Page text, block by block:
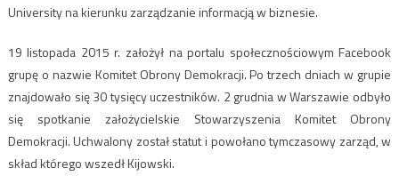
University na kierunku zarządzanie informacją w biznesie.
19 listopada 2015 r. założył na portalu społecznościowym Facebook
grupę o nazwie Komitet Obrony Demokracji. Po trzech dniach w grupie
znajdowało się 30 tysięcy uczestników. 2 grudnia w Warszawie odbyło
się spotkanie założycielskie Stowarzyszenia Komitet Obrony
Demokracji. Uchwalony został statut i powołano tymczasowy zarząd, w
skład którego wszedł Kijowski.